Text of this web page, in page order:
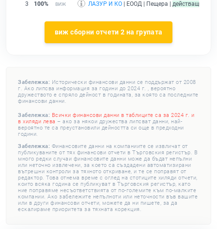
3
100% ЛАЗУР И КО | ЕООД | Пещера | действащ
виж сборни отчети 2 на групата
Забележка: Исторически финансови данни се поддържат от 2008
г. Ако липсва информация за години до 2024 г. , вероятно
дружеството е спряло дейност в годината, за която са последните
финансови данни.
Забележка: Всички финансови данни в таблиците са за 2024 г. и
в хиляди лева – ако за някои дружества липсват данни, най-
вероятно те са преустановили дейността си още в предходни
години.
Забележка: Финансовите данни на компаниите се извличат от
публикуваните от тях финансови отчети в Търговския регистър. В
много редки случаи финансовите данни може да бъдат непълни
или неточно извлечени, за което са създадени автоматизирани
вътрешни контроли за тяхното откриване, и те се поправят от
редактор. Това отнема време с оглед на стотиците хиляди отчети,
които всяка година се публикуват в Търговския регистър, като
ние поправяме несъответствията от по-големите към по-малките
компании. Ако забележите непълноти или неточности във вашите
или в други финансови отчети, можете да ни пишете, за да
ескалираме приоритета за тяхната корекция.